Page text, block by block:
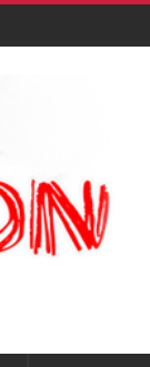
TERMO & LUIS